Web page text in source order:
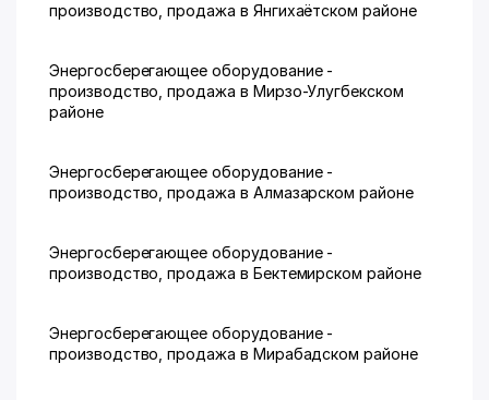
производство, продажа в Янгихаётском районе
Энергосберегающее оборудование -
производство, продажа в Мирзо-Улугбекском
районе
Энергосберегающее оборудование -
производство, продажа в Алмазарском районе
Энергосберегающее оборудование -
производство, продажа в Бектемирском районе
Энергосберегающее оборудование -
производство, продажа в Мирабадском районе